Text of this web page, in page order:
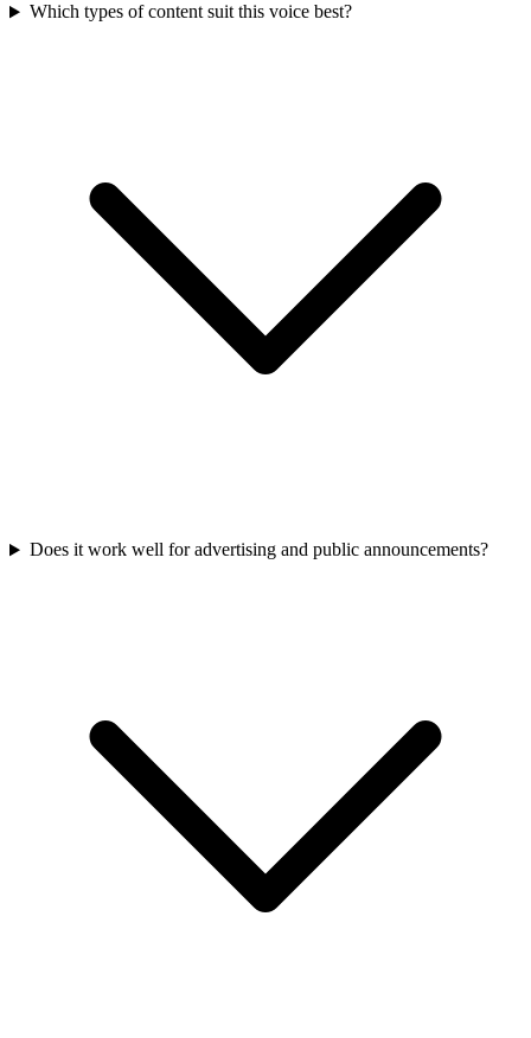
Which types of content suit this voice best?
Does it work well for advertising and public announcements?